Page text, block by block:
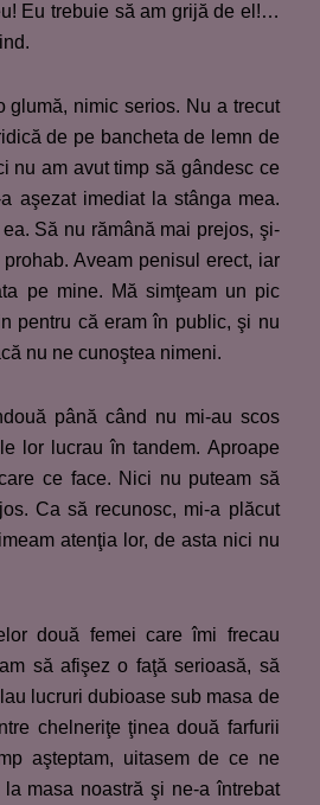
Eu trebuie să am grijă de el!…
glumă, nimic serios. Nu a trecut
de pe bancheta de lemn de
nu am avut timp să gândesc ce
aşezat imediat la stânga mea.
Să nu rămână mai prejos, şi-
Aveam penisul erect, iar
pe mine. Mă simţeam un pic
pentru că eram în public, şi nu
nu ne cunoştea nimeni.
până când nu mi-au scos
lor lucrau în tandem. Aproape
ce face. Nici nu puteam să
Ca să recunosc, mi-a plăcut
atenţia lor, de asta nici nu
două femei care îmi frecau
să afişez o faţă serioasă, să
lucruri dubioase sub masa de
chelneriţe ţinea două farfurii
aşteptam, uitasem de ce ne
masa noastră şi ne-a întrebat